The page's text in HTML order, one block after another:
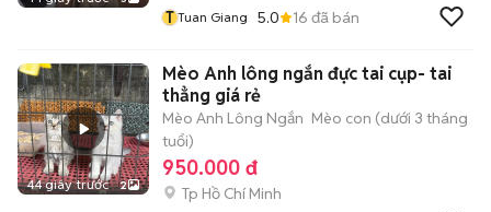
T Tuan Giang 5.0 16 đã bán
44 giây trước 2
Mèo Anh lông ngắn đực tai cụp- tai
thẳng giá rẻ
Mèo Anh Lông Ngắn Mèo con (dưới 3 tháng
tuổi)
950.000 đ
Tp Hồ Chí Minh